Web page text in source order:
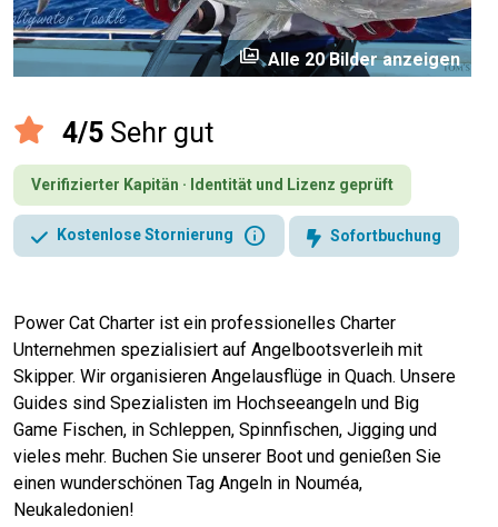
perm_media Alle 20 Bilder anzeigen
4/5 Sehr gut
Verifizierter Kapitän · Identität und Lizenz geprüft
Kostenlose Stornierung info Sofortbuchung
Power Cat Charter ist ein professionelles Charter
Unternehmen spezialisiert auf Angelbootsverleih mit
Skipper. Wir organisieren Angelausflüge in Quach. Unsere
Guides sind Spezialisten im Hochseeangeln und Big
Game Fischen, in Schleppen, Spinnfischen, Jigging und
vieles mehr. Buchen Sie unserer Boot und genießen Sie
einen wunderschönen Tag Angeln in Nouméa,
Neukaledonien!